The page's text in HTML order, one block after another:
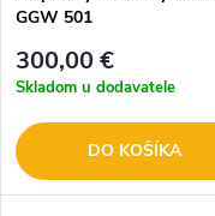
GGW 501
300,00 €
Skladom u dodavatele
DO KOŠÍKA